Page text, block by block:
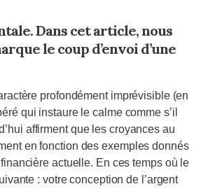
Dans cet article, nous
le coup d’envoi d’une
profondément imprévisible (en
qui instaure le calme comme s’il
affirment que les croyances au
en fonction des exemples donnés
actuelle. En ces temps où le
: votre conception de l’argent